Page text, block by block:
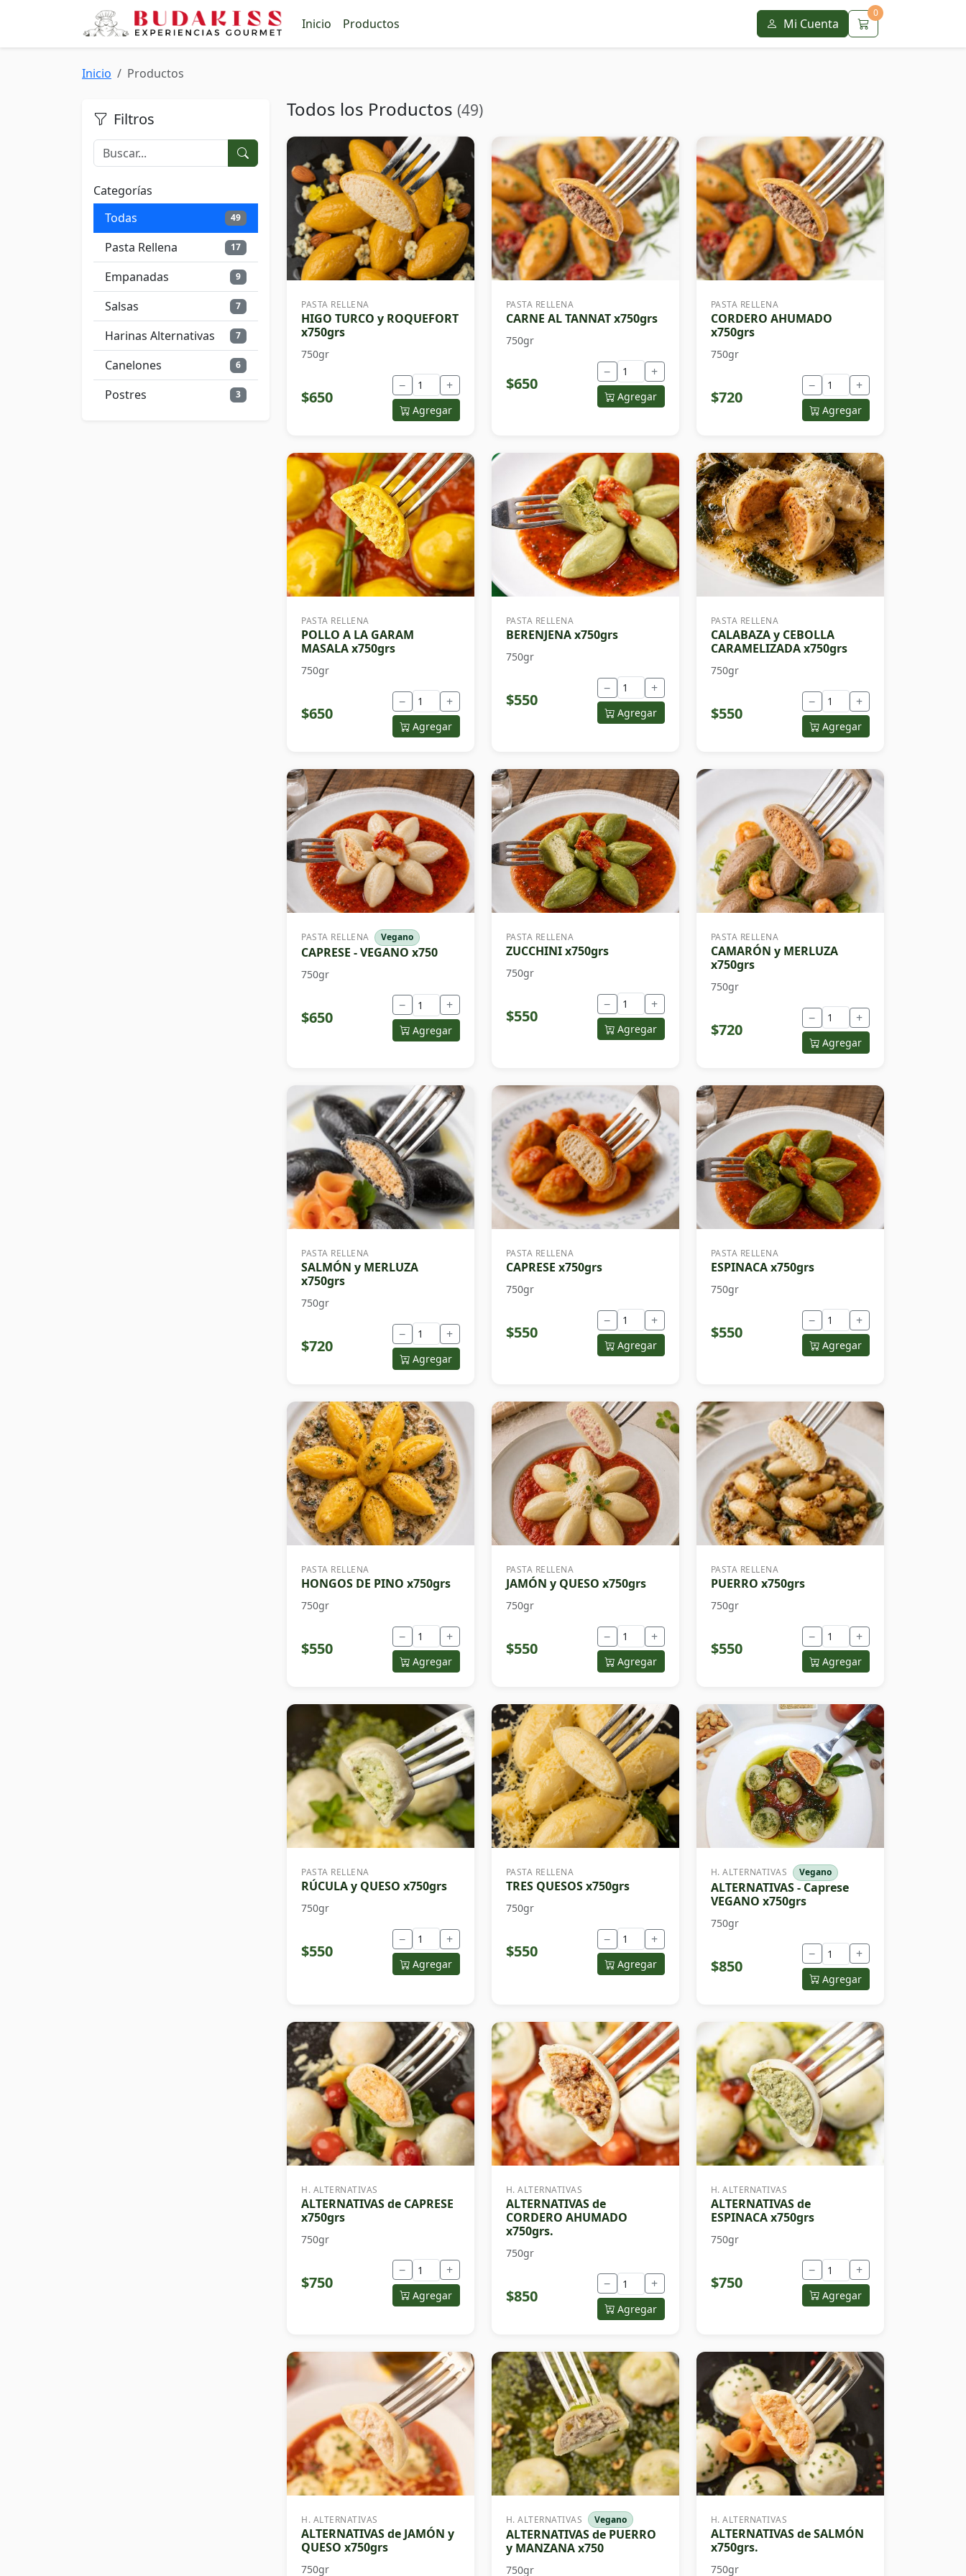
0
Inicio Productos Mi Cuenta
Inicio Productos
Filtros
Categorías
Todas
49
Pasta Rellena 17
Empanadas 9
Salsas 7
Harinas Alternativas 7
Canelones 6
Postres 3
Todos los Productos (49)
PASTA RELLENA
HIGO TURCO y ROQUEFORT
x750grs
750gr
$650
− +
Agregar
PASTA RELLENA
CARNE AL TANNAT x750grs
750gr
$650
− +
Agregar
PASTA RELLENA
CORDERO AHUMADO
x750grs
750gr
$720
− +
Agregar
PASTA RELLENA
POLLO A LA GARAM
MASALA x750grs
750gr
$650
− +
Agregar
PASTA RELLENA
BERENJENA x750grs
750gr
$550
− +
Agregar
PASTA RELLENA
CALABAZA y CEBOLLA
CARAMELIZADA x750grs
750gr
$550
− +
Agregar
PASTA RELLENA Vegano
CAPRESE - VEGANO x750
750gr
$650
− +
Agregar
PASTA RELLENA
ZUCCHINI x750grs
750gr
$550
− +
Agregar
PASTA RELLENA
CAMARÓN y MERLUZA
x750grs
750gr
$720
− +
Agregar
PASTA RELLENA
SALMÓN y MERLUZA
x750grs
750gr
$720
− +
Agregar
PASTA RELLENA
CAPRESE x750grs
750gr
$550
− +
Agregar
PASTA RELLENA
ESPINACA x750grs
750gr
$550
− +
Agregar
PASTA RELLENA
HONGOS DE PINO x750grs
750gr
$550
− +
Agregar
PASTA RELLENA
JAMÓN y QUESO x750grs
750gr
$550
− +
Agregar
PASTA RELLENA
PUERRO x750grs
750gr
$550
− +
Agregar
PASTA RELLENA
RÚCULA y QUESO x750grs
750gr
$550
− +
Agregar
PASTA RELLENA
TRES QUESOS x750grs
750gr
$550
− +
Agregar
H. ALTERNATIVAS Vegano
ALTERNATIVAS - Caprese
VEGANO x750grs
750gr
$850
− +
Agregar
H. ALTERNATIVAS
ALTERNATIVAS de CAPRESE
x750grs
750gr
$750
− +
Agregar
H. ALTERNATIVAS
ALTERNATIVAS de
CORDERO AHUMADO
x750grs.
750gr
$850
− +
Agregar
H. ALTERNATIVAS
ALTERNATIVAS de
ESPINACA x750grs
750gr
$750
− +
Agregar
H. ALTERNATIVAS
ALTERNATIVAS de JAMÓN y
QUESO x750grs
750gr
H. ALTERNATIVAS Vegano
ALTERNATIVAS de PUERRO
y MANZANA x750
750gr
H. ALTERNATIVAS
ALTERNATIVAS de SALMÓN
x750grs.
750gr